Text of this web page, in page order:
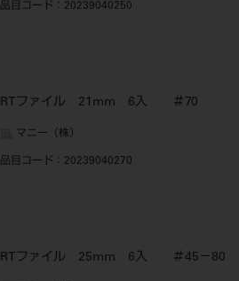
品目コード ：20239040250
RTファイル 21mm 6入 ＃70
マニー（株）
品目コード ：20239040270
RTファイル 25mm 6入 ＃45－80